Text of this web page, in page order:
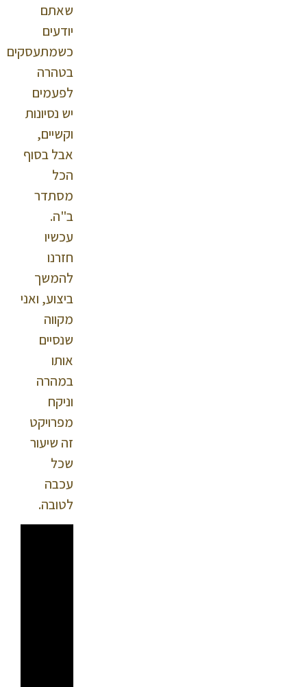
שאתם
יודעים
כשמתעסקים
בטהרה
לפעמים
יש נסיונות
וקשיים,
אבל בסוף
הכל
מסתדר
ב"ה.
עכשיו
חזרנו
להמשך
ביצוע, ואני
מקווה
שנסיים
אותו
במהרה
וניקח
מפרויקט
זה שיעור
שכל
עכבה
לטובה.